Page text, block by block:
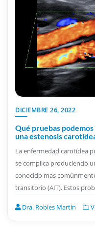
DICIEMBRE 26, 2022
Qué pruebas
una estenosis
La enfermedad carotídea
se complica produciendo
conocido mas
transitorio (AIT). Estos
Dra. Robles Martín